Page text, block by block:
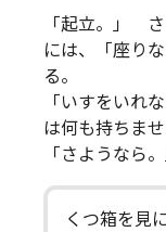
「起立。」
には、「座り
る。
「いすをいれ
は何も持ちませ
「さようなら。
くつ箱を見